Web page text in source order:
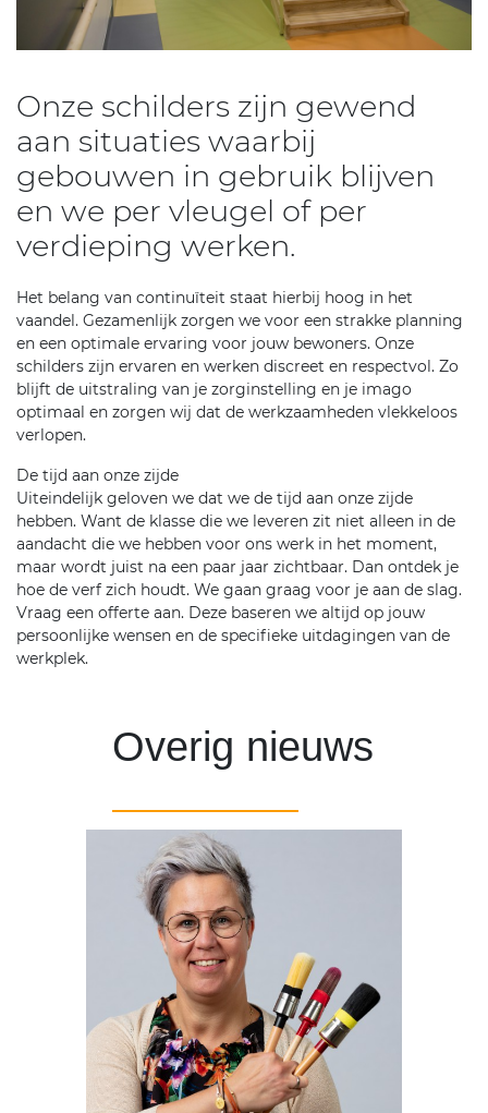
Onze schilders zijn gewend
aan situaties waarbij
gebouwen in gebruik blijven
en we per vleugel of per
verdieping werken.
Het belang van continuïteit staat hierbij hoog in het
vaandel. Gezamenlijk zorgen we voor een strakke planning
en een optimale ervaring voor jouw bewoners. Onze
schilders zijn ervaren en werken discreet en respectvol. Zo
blijft de uitstraling van je zorginstelling en je imago
optimaal en zorgen wij dat de werkzaamheden vlekkeloos
verlopen.
De tijd aan onze zijde
Uiteindelijk geloven we dat we de tijd aan onze zijde
hebben. Want de klasse die we leveren zit niet alleen in de
aandacht die we hebben voor ons werk in het moment,
maar wordt juist na een paar jaar zichtbaar. Dan ontdek je
hoe de verf zich houdt. We gaan graag voor je aan de slag.
Vraag een offerte aan. Deze baseren we altijd op jouw
persoonlijke wensen en de specifieke uitdagingen van de
werkplek.
Overig nieuws